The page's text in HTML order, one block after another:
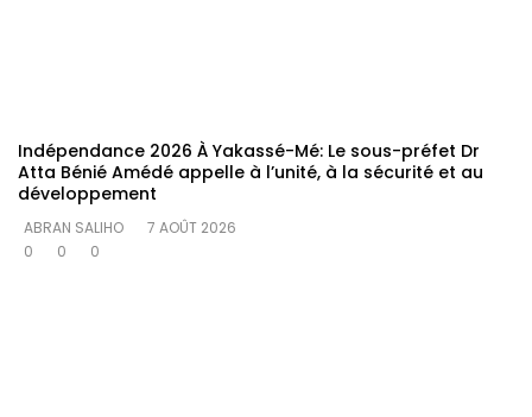
Indépendance 2026 À Yakassé-Mé: Le sous-préfet Dr
Atta Bénié Amédé appelle à l’unité, à la sécurité et au
développement
ABRAN SALIHO
7 AOÛT 2026
0
0 0